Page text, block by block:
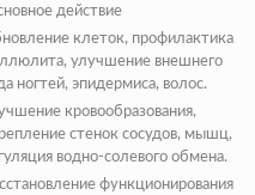
действие
клеток, профилактика
улучшение внешнего
ногтей, эпидермиса, волос.
кровообразования,
стенок сосудов, мышц,
водно-солевого обмена.
функционирования